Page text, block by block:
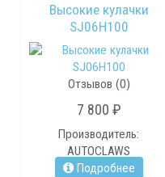
Высокие кулачки
SJ06H100
Отзывов (0)
7 800 ₽
Производитель:
AUTOCLAWS
Подробнее